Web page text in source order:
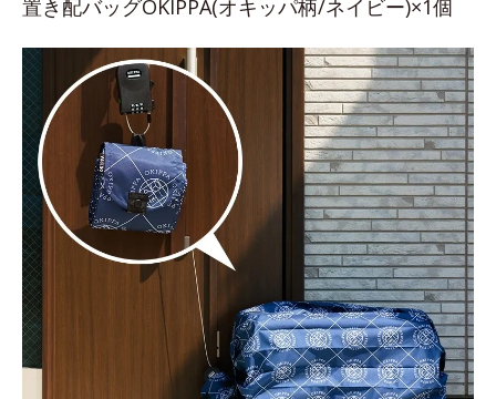
置き配バッグOKIPPA(オキッパ柄/ネイビー)×1個